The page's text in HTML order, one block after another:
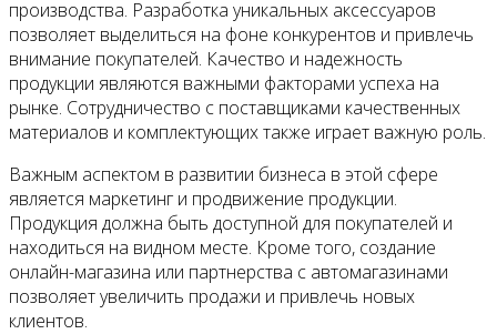
производства. Разработка уникальных аксессуаров
позволяет выделиться на фоне конкурентов и привлечь
внимание покупателей. Качество и надежность
продукции являются важными факторами успеха на
рынке. Сотрудничество с поставщиками качественных
материалов и комплектующих также играет важную роль.
Важным аспектом в развитии бизнеса в этой сфере
является маркетинг и продвижение продукции.
Продукция должна быть доступной для покупателей и
находиться на видном месте. Кроме того, создание
онлайн-магазина или партнерства с автомагазинами
позволяет увеличить продажи и привлечь новых
клиентов.